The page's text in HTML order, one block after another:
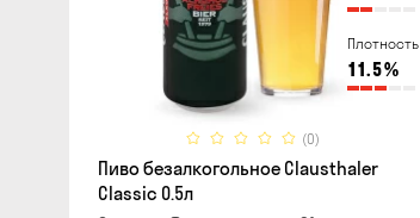
Плотность
11.5%
(0)
Пиво безалкогольное Clausthaler
Classic 0.5л